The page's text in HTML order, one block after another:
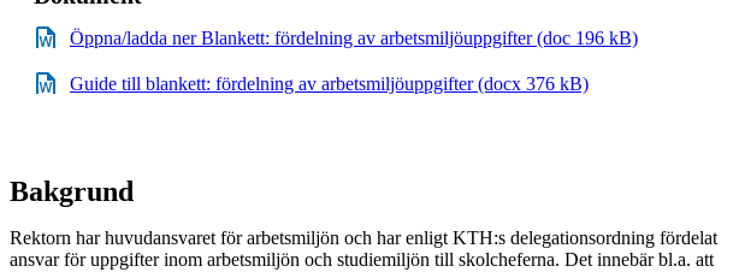
Öppna/ladda ner Blankett: fördelning av arbetsmiljöuppgifter (doc 196 kB)
Guide till blankett: fördelning av arbetsmiljöuppgifter (docx 376 kB)
Bakgrund
Rektorn har huvudansvaret för arbetsmiljön och har enligt KTH:s delegationsordning fördelat
ansvar för uppgifter inom arbetsmiljön och studiemiljön till skolcheferna. Det innebär bl.a. att